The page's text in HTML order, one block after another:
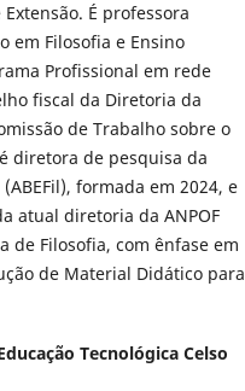
É professora
em Filosofia e Ensino
Profissional em rede
fiscal da Diretoria da
de Trabalho sobre o
diretora de pesquisa da
formada em 2024, e
atual diretoria da ANPOF
de Filosofia, com ênfase em
de Material Didático para
Tecnológica Celso